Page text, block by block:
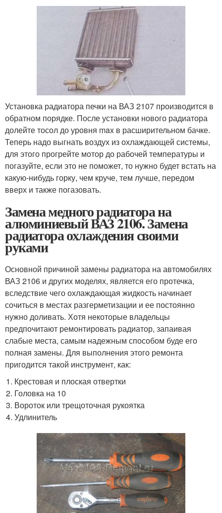
Установка радиатора печки на ВАЗ 2107 производится в
обратном порядке. После установки нового радиатора
долейте тосол до уровня max в расширительном бачке.
Теперь надо выгнать воздух из охлаждающей системы,
для этого прогрейте мотор до рабочей температуры и
погазуйте, если это не поможет, то нужно будет встать на
какую-нибудь горку, чем круче, тем лучше, передом
вверх и также погазовать.
Замена медного радиатора на
алюминиевый ВАЗ 2106. Замена
радиатора охлаждения своими
руками
Основной причиной замены радиатора на автомобилях
ВАЗ 2106 и других моделях, является его протечка,
вследствие чего охлаждающая жидкость начинает
сочиться в местах разгерметизации и ее постоянно
нужно доливать. Хотя некоторые владельцы
предпочитают ремонтировать радиатор, запаивая
слабые места, самым надежным способом буде его
полная замены. Для выполнения этого ремонта
пригодится такой инструмент, как:
Крестовая и плоская отвертки
Головка на 10
Вороток или трещоточная рукоятка
Удлинитель